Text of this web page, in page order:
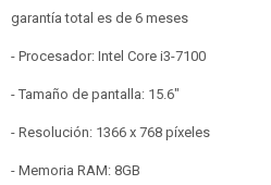
garantía total es de 6 meses
- Procesador: Intel Core i3-7100
- Tamaño de pantalla: 15.6"
- Resolución: 1366 x 768 píxeles
- Memoria RAM: 8GB